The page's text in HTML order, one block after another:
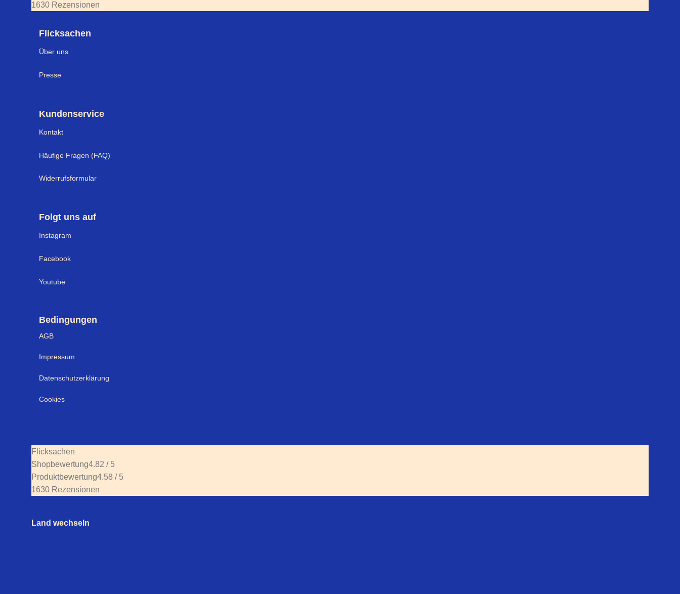
1630 Rezensionen
Flicksachen
Über uns
Presse
Kundenservice
Kontakt
Häufige Fragen (FAQ)
Widerrufsformular
Folgt uns auf
Instagram
Facebook
Youtube
Bedingungen
AGB
Impressum
Datenschutzerklärung
Cookies
Flicksachen
Shopbewertung4.82 / 5
Produktbewertung4.58 / 5
1630 Rezensionen
Land wechseln